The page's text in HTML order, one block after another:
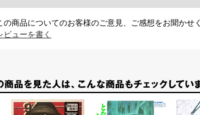
の商品についてのお客様のご意見、ご感想をお聞かせ
ビューを書く